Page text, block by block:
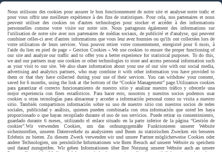
Paiement sécurisé
Nous utilisons des cookies pour assurer le bon fonctionnement de notre site et analyser notre trafic et
pour vous offrir une meilleure expérience à des fins de statistiques. Pour cela, nos partenaires et nous
peuvent utiliser des cookies ou d'autres technologies pour stocker et accéder à des informations
personnelles comme votre visite sur notre site. Nous partageons également des informations sur
l'utilisation de notre site avec nos partenaires de médias sociaux, de publicité et d'analyse, qui peuvent
combiner celles-ci avec d'autres informations que vous leur avez fournies ou qu'ils ont collectées lors de
votre utilisation de leurs services. Vous pouvez retirer votre consentement, enregistré pour 6 mois, à
l'aide du lien en pied de page « Gestion Cookies ». We use cookies to ensure the proper functioning of
our site and analyze our traffic and to offer you a better experience for statistical purposes. To do this,
we and our partners may use cookies or other technologies to store and access personal information such
as your visit to our site. We also share information about your use of our site with our social media,
advertising and analytics partners, who may combine it with other information you have provided to
them or that they have collected during your use of their services. You can withdraw your consent,
saved for 6 months, using the link at the bottom of the “Cookie Management” page. Utilizamos cookies
para garantizar el correcto funcionamiento de nuestro sitio y analizar nuestro tráfico y ofrecerle una
mejor experiencia con fines estadísticos. Para hacer esto, nosotros y nuestros socios podemos usar
cookies u otras tecnologías para almacenar y acceder a información personal como su visita a nuestro
sitio. También compartimos información sobre su uso de nuestro sitio con nuestros socios de redes
sociales, publicidad y análisis, quienes pueden combinarla con otra información que usted les haya
proporcionado o que hayan recopilado durante el uso de sus servicios. Puede retirar su consentimiento,
guardado durante 6 meses, utilizando el enlace situado en la parte inferior de la página “Gestión de
cookies”. Wir verwenden Cookies, um das ordnungsgemäße Funktionieren unserer Website
sicherzustellen, unseren Datenverkehr zu analysieren und Ihnen zu statistischen Zwecken ein besseres
Erlebnis zu bieten. Zu diesem Zweck verwenden wir und unsere Partner möglicherweise Cookies oder
andere Technologien, um persönliche Informationen wie Ihren Besuch auf unserer Website zu speichern
und darauf zuzugreifen. Wir geben Informationen über Ihre Nutzung unserer Website auch an unsere